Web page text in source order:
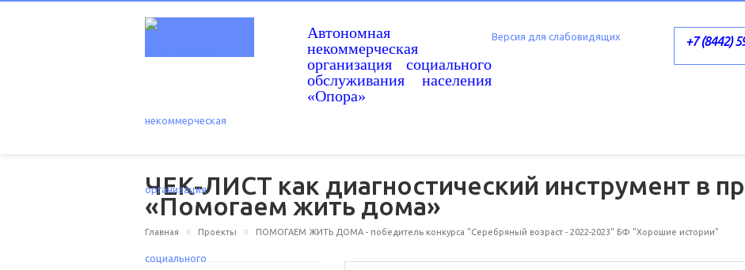
Автономная
некоммерческая
организация социального
обслуживания населения
«Опора»
+7 (8442)
Версия для слабовидящих
ЧЕК-ЛИСТ как диагностический инструмент в
«Помогаем жить дома»
Главная Проекты ПОМОГАЕМ ЖИТЬ ДОМА - победитель конкурса "Серебряный возраст - 2022-2023" БФ "Хорошие истории"